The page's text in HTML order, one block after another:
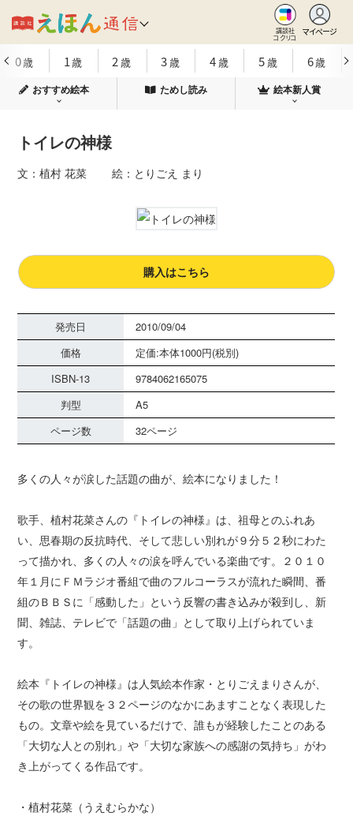
講談社
コクリコ
マイページ
0歳 1歳 2 歳 3歳 4歳 5歳 6歳
おすすめ絵本 ためし読み 絵本新人賞
トイレの神様
文：植村 花菜 絵：とりごえ まり
購入はこちら
発売日
2010/09/04
価格
定価:本体1000円(税別)
ISBN-13
9784062165075
判型
A5
ページ数
32ページ
多くの人々が涙した話題の曲が、絵本になりました！
歌手、植村花菜さんの『トイレの神様』は、祖母とのふれあ
い、思春期の反抗時代、そして悲しい別れが９分５２秒にわた
って描かれ、多くの人々の涙を呼んでいる楽曲です。２０１０
年１月にＦＭラジオ番組で曲のフルコーラスが流れた瞬間、番
組のＢＢＳに「感動した」という反響の書き込みが殺到し、新
聞、雑誌、テレビで「話題の曲」として取り上げられていま
す。
絵本『トイレの神様』は人気絵本作家・とりごえまりさんが、
その歌の世界観を３２ページのなかにあますことなく表現した
もの。文章や絵を見ているだけで、誰もが経験したことのある
「大切な人との別れ」や「大切な家族への感謝の気持ち」がわ
き上がってくる作品です。
・植村花菜（うえむらかな）